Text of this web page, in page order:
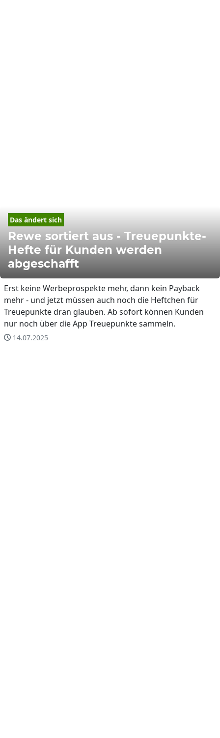
Das ändert sich
Rewe sortiert aus - Treuepunkte-
Hefte für Kunden werden
abgeschafft
Erst keine Werbeprospekte mehr, dann kein Payback
mehr - und jetzt müssen auch noch die Heftchen für
Treuepunkte dran glauben. Ab sofort können Kunden
nur noch über die App Treuepunkte sammeln.
14.07.2025